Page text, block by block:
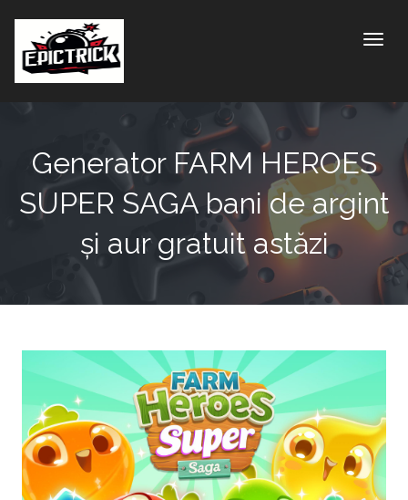
Generator FARM HEROES
SUPER SAGA bani de argint
și aur gratuit astăzi